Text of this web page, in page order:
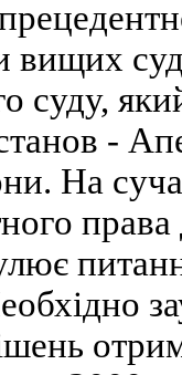
вищих
суду,
-
На